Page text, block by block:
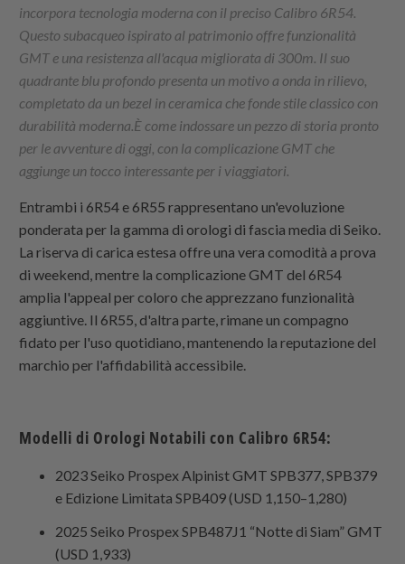
incorpora tecnologia moderna con il preciso Calibro 6R54.
Questo subacqueo ispirato al patrimonio offre funzionalità
GMT e una resistenza all'acqua migliorata di 300m. Il suo
quadrante blu profondo presenta un motivo a onda in rilievo,
completato da un bezel in ceramica che fonde stile classico con
durabilità moderna.È come indossare un pezzo di storia pronto
per le avventure di oggi, con la complicazione GMT che
aggiunge un tocco interessante per i viaggiatori.
Entrambi i 6R54 e 6R55 rappresentano un'evoluzione
ponderata per la gamma di orologi di fascia media di Seiko.
La riserva di carica estesa offre una vera comodità a prova
di weekend, mentre la complicazione GMT del 6R54
amplia l'appeal per coloro che apprezzano funzionalità
aggiuntive. Il 6R55, d'altra parte, rimane un compagno
fidato per l'uso quotidiano, mantenendo la reputazione del
marchio per l'affidabilità accessibile.
Modelli di Orologi Notabili con Calibro 6R54:
2023 Seiko Prospex Alpinist GMT SPB377, SPB379
e Edizione Limitata SPB409 (USD 1,150–1,280)
2025 Seiko Prospex SPB487J1 “Notte di Siam” GMT
(USD 1,933)